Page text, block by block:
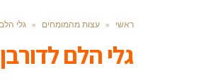
ראשי » עצות מהמומחים » גלי
גלי הלם